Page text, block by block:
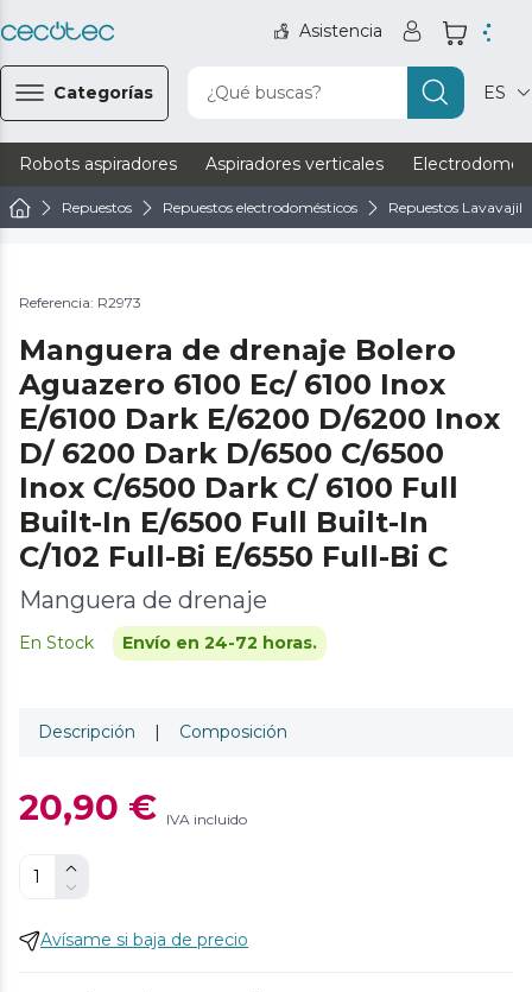
Asistencia
Categorías ¿Qué buscas? ES
Robots aspiradores Aspiradores verticales
Repuestos Repuestos electrodomésticos Repuestos
Referencia: R2973
Manguera de drenaje Bolero
Aguazero 6100 Ec/ 6100 Inox
E/6100 Dark E/6200 D/6200 Inox
D/ 6200 Dark D/6500 C/6500
Inox C/6500 Dark C/ 6100 Full
Built-In E/6500 Full Built-In
C/102 Full-Bi E/6550 Full-Bi C
Manguera de drenaje
En Stock Envío en 24-72 horas.
Descripción | Composición
20,90 € IVA incluido
Avísame si baja de precio